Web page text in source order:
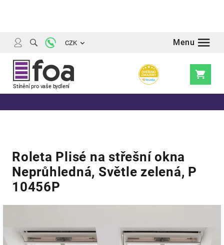
CZK
Nákupní
Roleta Plisé na střešní okna
Neprůhledná, Světle zelená, P
10456P